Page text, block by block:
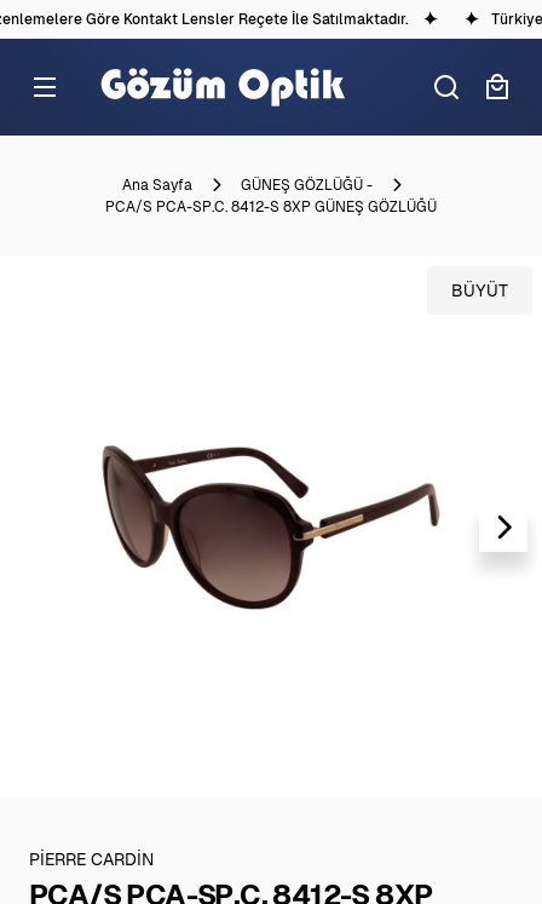
Göre Kontakt Lensler Reçete İle Satılmaktadır.
Ana Sayfa
GÜNEŞ GÖZLÜĞÜ -
PCA/S PCA-SP.C. 8412-S 8XP GÜNEŞ GÖZLÜĞÜ
BÜYÜT
PİERRE CARDİN
PCA/S PCA-SP.C. 8412-S 8XP